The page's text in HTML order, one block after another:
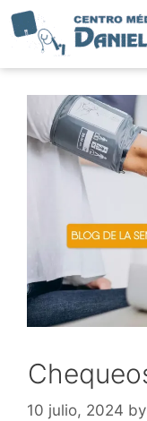
10 julio, 2024 by